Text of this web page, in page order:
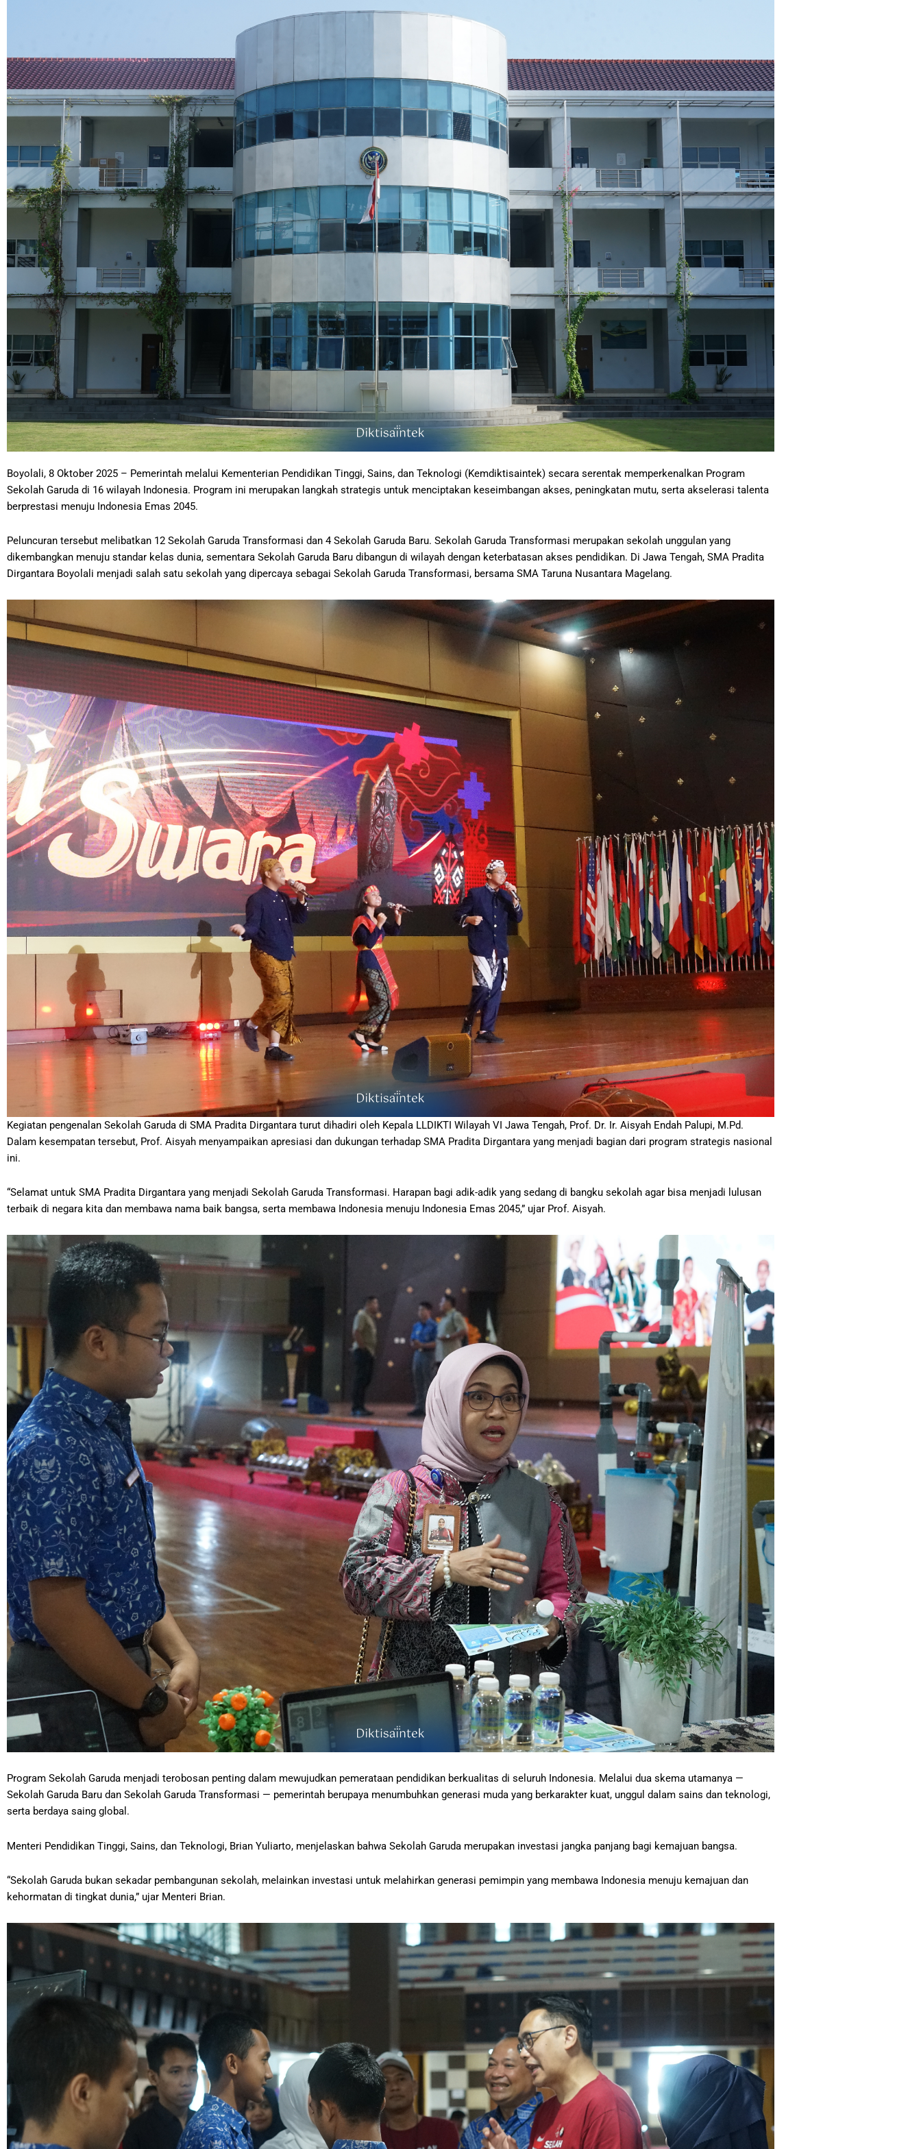
Boyolali, 8 Oktober 2025 – Pemerintah melalui Kementerian Pendidikan Tinggi, Sains, dan Teknologi (Kemdiktisaintek) secara serentak memperkenalkan Program
Sekolah Garuda di 16 wilayah Indonesia. Program ini merupakan langkah strategis untuk menciptakan keseimbangan akses, peningkatan mutu, serta akselerasi talenta
berprestasi menuju Indonesia Emas 2045.
Peluncuran tersebut melibatkan 12 Sekolah Garuda Transformasi dan 4 Sekolah Garuda Baru. Sekolah Garuda Transformasi merupakan sekolah unggulan yang
dikembangkan menuju standar kelas dunia, sementara Sekolah Garuda Baru dibangun di wilayah dengan keterbatasan akses pendidikan. Di Jawa Tengah, SMA Pradita
Dirgantara Boyolali menjadi salah satu sekolah yang dipercaya sebagai Sekolah Garuda Transformasi, bersama SMA Taruna Nusantara Magelang.
Kegiatan pengenalan Sekolah Garuda di SMA Pradita Dirgantara turut dihadiri oleh Kepala LLDIKTI Wilayah VI Jawa Tengah, Prof. Dr. Ir. Aisyah Endah Palupi, M.Pd.
Dalam kesempatan tersebut, Prof. Aisyah menyampaikan apresiasi dan dukungan terhadap SMA Pradita Dirgantara yang menjadi bagian dari program strategis nasional
ini.
“Selamat untuk SMA Pradita Dirgantara yang menjadi Sekolah Garuda Transformasi. Harapan bagi adik-adik yang sedang di bangku sekolah agar bisa menjadi lulusan
terbaik di negara kita dan membawa nama baik bangsa, serta membawa Indonesia menuju Indonesia Emas 2045,” ujar Prof. Aisyah.
Program Sekolah Garuda menjadi terobosan penting dalam mewujudkan pemerataan pendidikan berkualitas di seluruh Indonesia. Melalui dua skema utamanya —
Sekolah Garuda Baru dan Sekolah Garuda Transformasi — pemerintah berupaya menumbuhkan generasi muda yang berkarakter kuat, unggul dalam sains dan teknologi,
serta berdaya saing global.
Menteri Pendidikan Tinggi, Sains, dan Teknologi, Brian Yuliarto, menjelaskan bahwa Sekolah Garuda merupakan investasi jangka panjang bagi kemajuan bangsa.
“Sekolah Garuda bukan sekadar pembangunan sekolah, melainkan investasi untuk melahirkan generasi pemimpin yang membawa Indonesia menuju kemajuan dan
kehormatan di tingkat dunia,” ujar Menteri Brian.